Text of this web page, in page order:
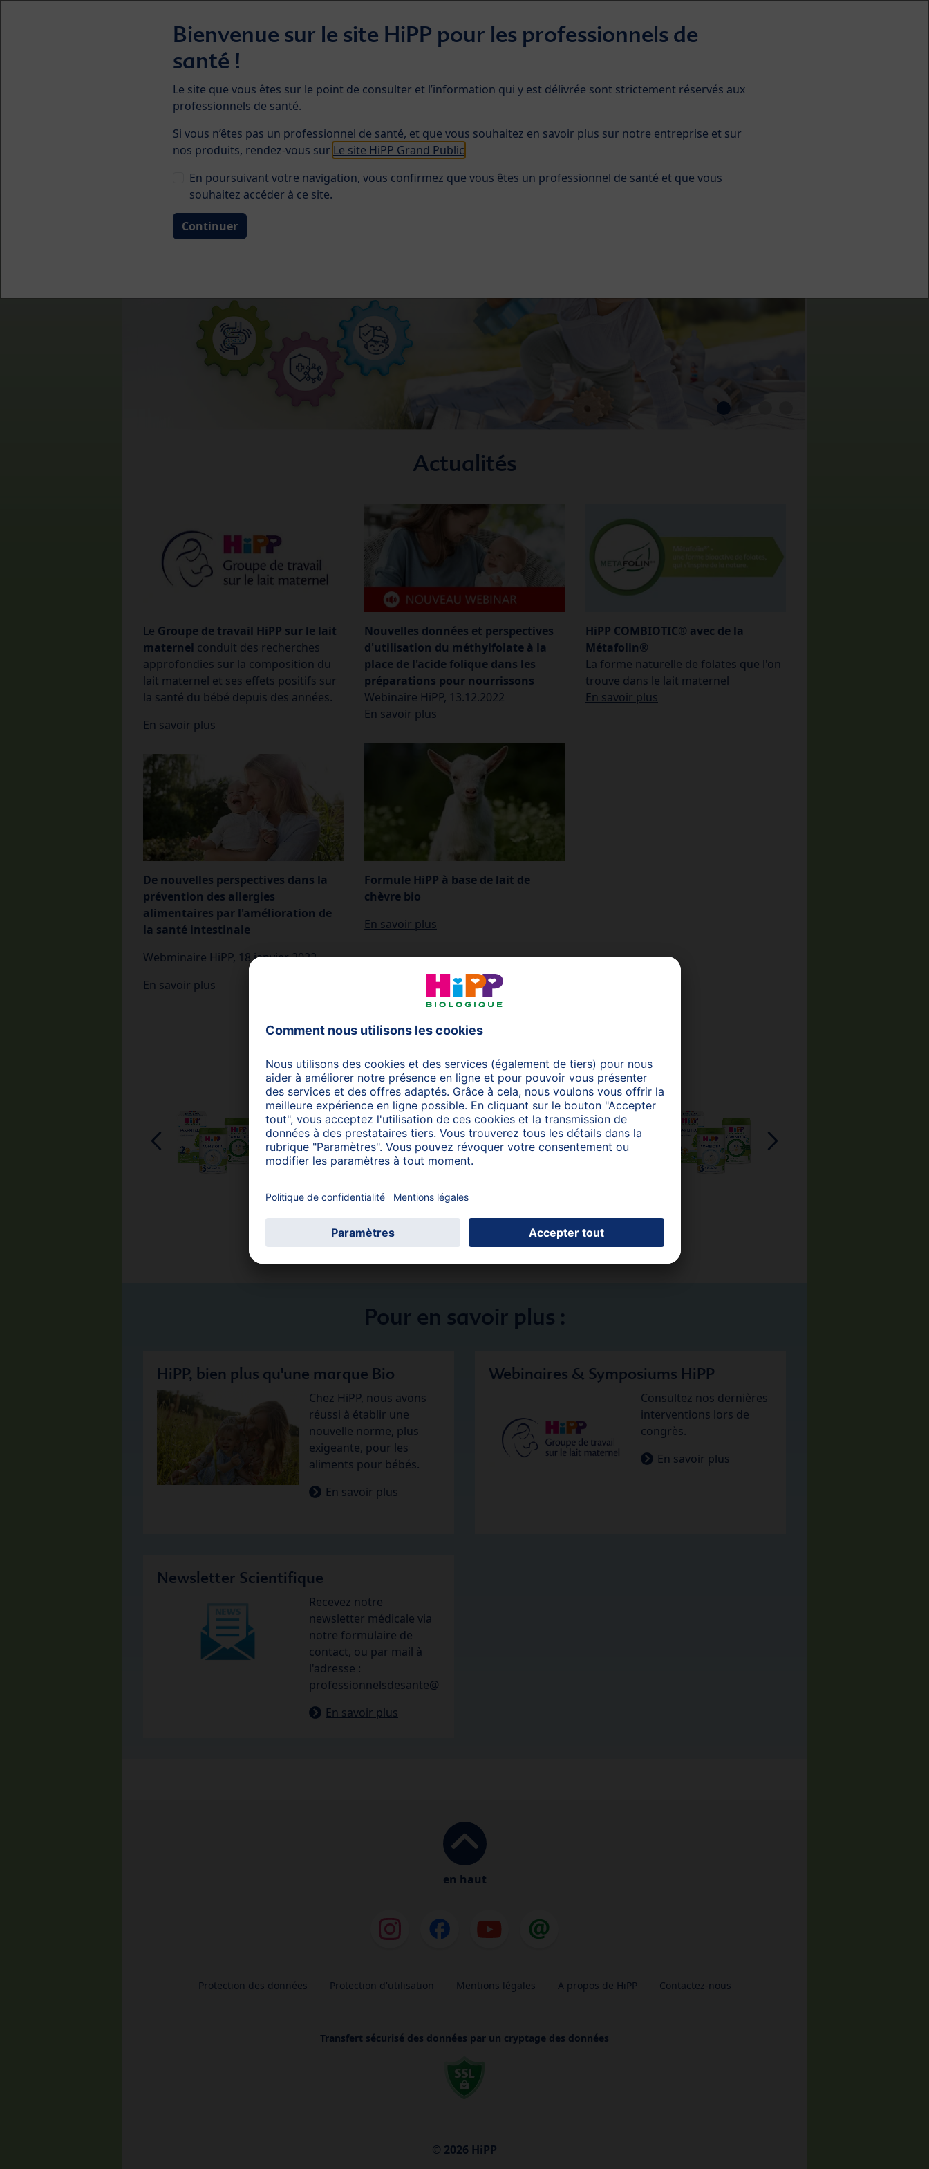
Le Microbiote Produits
Actualités
Le Groupe de travail HiPP sur le lait
maternel conduit des recherches
approfondies sur la composition du
lait maternel et ses effets positifs sur
la santé du bébé depuis des années.
En savoir plus
De nouvelles perspectives dans la
prévention des allergies
alimentaires par l'amélioration de
la santé intestinale
Webminaire HiPP, 18 janvier 2022
En savoir plus
Nouvelles données et perspectives
d'utilisation du méthylfolate à la
place de l'acide folique dans les
préparations pour nourrissons
Webinaire HiPP, 13.12.2022
En savoir plus
Formule HiPP à base de lait de
chèvre bio
En savoir plus
HiPP COMBIOTIC® avec de la
Métafolin®
La forme naturelle de folates que l'on
trouve dans le lait maternel
En savoir plus
Nos Produits HiPP
Laits infantiles
Pour en savoir plus :
HiPP, bien plus qu'une marque Bio
Chez HiPP, nous avons
réussi à établir une
nouvelle norme, plus
exigeante, pour les
aliments pour bébés.
En savoir plus
Webinaires & Symposiums HiPP
Consultez nos dernières
interventions lors de
congrès.
En savoir plus
Newsletter Scientifique
Recevez notre
newsletter médicale via
notre formulaire de
contact, ou par mail à
l'adresse :
professionnelsdesante@hipp.fr.
En savoir plus
en haut
Protection des données Protection d'utilisation Mentions légales A propos de HiPP Contactez-nous
Transfert sécurisé des données par un cryptage des données
© 2026 HiPP
Bienvenue sur le site HiPP pour les professionnels de
santé !
Le site que vous êtes sur le point de consulter et l’information qui y est délivrée sont strictement réservés aux
professionnels de santé.
Si vous n’êtes pas un professionnel de santé, et que vous souhaitez en savoir plus sur notre entreprise et sur
nos produits, rendez-vous sur Le site HiPP Grand Public
En poursuivant votre navigation, vous confirmez que vous êtes un professionnel de santé et que vous
souhaitez accéder à ce site.